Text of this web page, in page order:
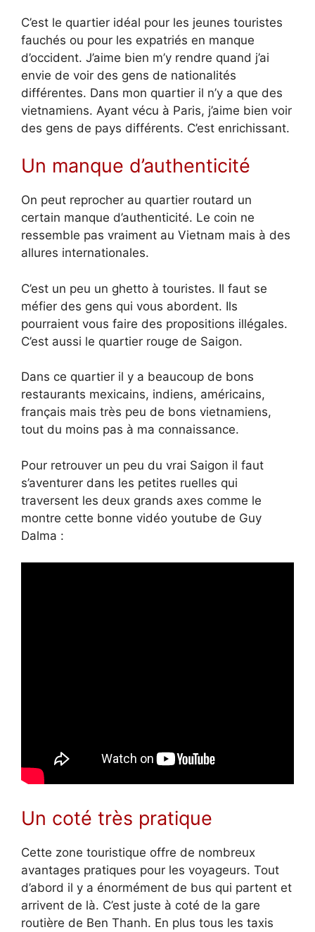
C’est le quartier idéal pour les jeunes touristes
fauchés ou pour les expatriés en manque
d’occident. J’aime bien m’y rendre quand j’ai
envie de voir des gens de nationalités
différentes. Dans mon quartier il n’y a que des
vietnamiens. Ayant vécu à Paris, j’aime bien voir
des gens de pays différents. C’est enrichissant.
Un manque d’authenticité
On peut reprocher au quartier routard un
certain manque d’authenticité. Le coin ne
ressemble pas vraiment au Vietnam mais à des
allures internationales.
C’est un peu un ghetto à touristes. Il faut se
méfier des gens qui vous abordent. Ils
pourraient vous faire des propositions illégales.
C’est aussi le quartier rouge de Saigon.
Dans ce quartier il y a beaucoup de bons
restaurants mexicains, indiens, américains,
français mais très peu de bons vietnamiens,
tout du moins pas à ma connaissance.
Pour retrouver un peu du vrai Saigon il faut
s’aventurer dans les petites ruelles qui
traversent les deux grands axes comme le
montre cette bonne vidéo youtube de Guy
Dalma :
Un coté très pratique
Cette zone touristique offre de nombreux
avantages pratiques pour les voyageurs. Tout
d’abord il y a énormément de bus qui partent et
arrivent de là. C’est juste à coté de la gare
routière de Ben Thanh. En plus tous les taxis